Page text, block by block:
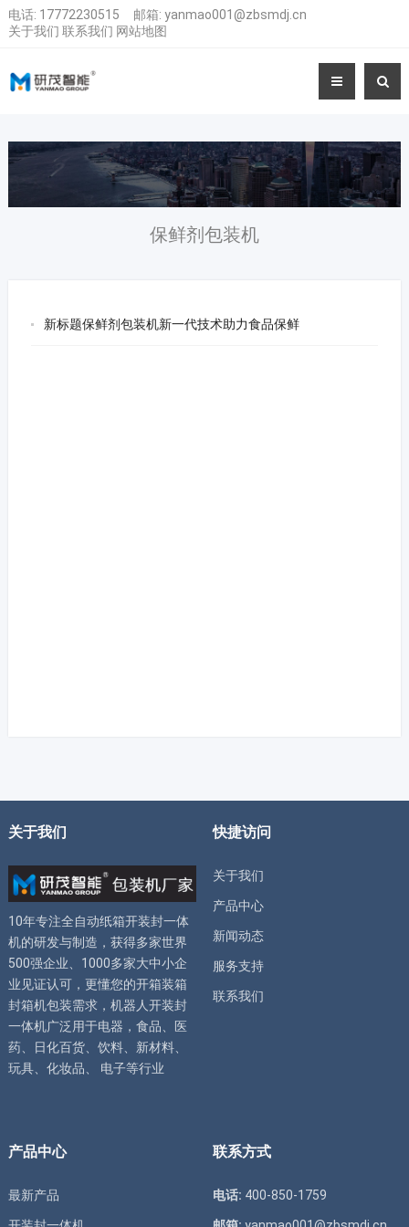
电话: 17772230515 邮箱: yanmao001@zbsmdj.cn
关于我们 联系我们 网站地图
保鲜剂包装机
新标题保鲜剂包装机新一代技术助力食品保鲜
关于我们
10年专注全自动纸箱开装封一体
机的研发与制造，获得多家世界
500强企业、1000多家大中小企
业见证认可，更懂您的开箱装箱
封箱机包装需求， 机器人开装封
一体机广泛用于电器，食品、医
药、日化百货、饮料、新材料、
玩具、化妆品、 电子等行业
快捷访问
关于我们
产品中心
新闻动态
服务支持
联系我们
产品中心
最新产品
联系方式
电话: 400-850-1759